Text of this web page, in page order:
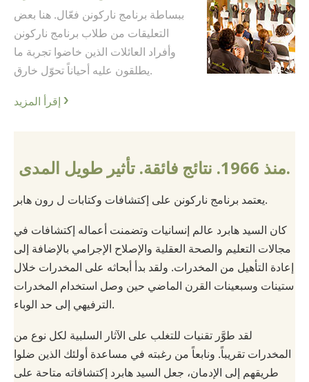
ببساطة برنامج ناركونن فعّال. هنا بعض
التعليقات من طلاب برنامج ناركونن
وأفراد العائلات الذين خاضوا تجربة ما
يطلقون عليه أحياناً تحوّل خارق.
منذ 1966. نتائج فائقة. تأثير طويل المدى.
يعتمد برنامج ناركونن على إكتشافات وكتابات ل رون هابر.
كان السيد هابرد عالم إنسانيات وتضمنت أعماله إكتشافات في
مجالات التعليم والصحة العقلية والإصلاح الإجرامي بالإضافة إلى
إعادة التأهيل من المخدرات. ولقد بدأ أبحاثه على المخدرات خلال
ستينات وسبعينات القرن الماضي حين وصل استخدام المخدرات
الترفيهي إلى حد الوباء.
لقد طوَّر تقنيات للتغلب على الآثار السلبية لكل نوع من
المخدرات تقريباً. ونابعاً من رغبته في مساعدة أولئك الذين ضلوا
طريقهم إلى الإدمان، جعل السيد هابرد إكتشافاته متاحة على